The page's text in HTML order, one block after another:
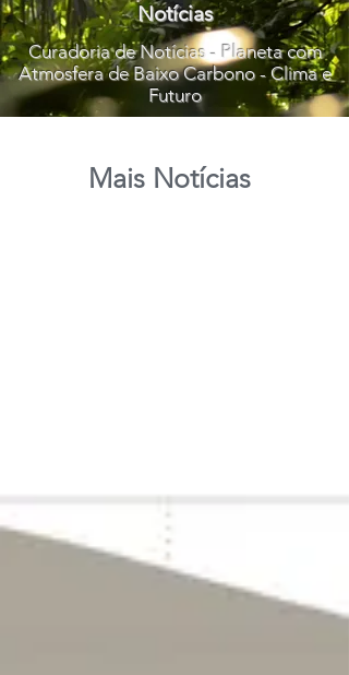
Notícias
Curadoria de Notícias - Planeta com
Atmosfera de Baixo Carbono - Clima e
Futuro
Mais Notícias